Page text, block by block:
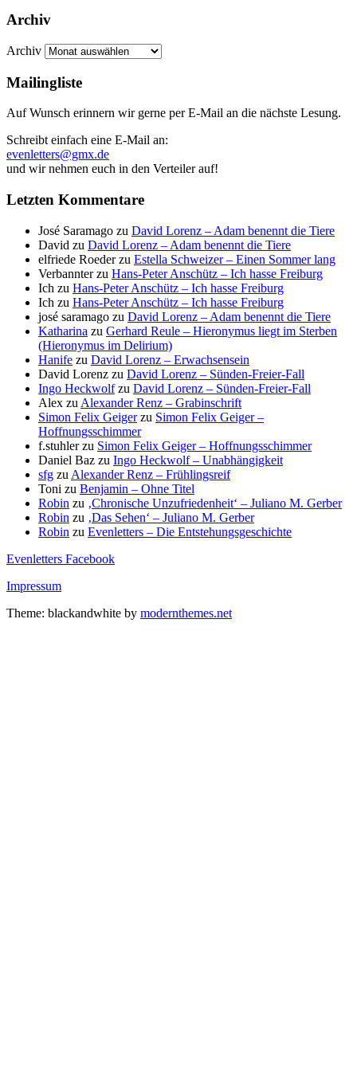
Archiv
Archiv
Mailingliste
Auf Wunsch erinnern wir gerne per E-Mail an die nächste Lesung.
Schreibt einfach eine E-Mail an:
evenletters@gmx.de
und wir nehmen euch in den Verteiler auf!
Letzten Kommentare
José Saramago zu David Lorenz – Adam benennt die Tiere
David zu David Lorenz – Adam benennt die Tiere
elfriede Roederzu Estella Schweizer – Einen Sommer lang
Verbannterzu Hans-Peter Anschütz – Ich hasse Freiburg
Ich zu Hans-Peter Anschütz – Ich hasse Freiburg
Ich zu Hans-Peter Anschütz – Ich hasse Freiburg
josé saramago zu David Lorenz – Adam benennt die Tiere
Katharina zu Gerhard Reule – Hieronymus liegt im Sterben
(Hieronymus im Delirium)
Hanife zu David Lorenz – Erwachsensein
David Lorenz zu David Lorenz – Sünden-Freier-Fall
Ingo Heckwolfzu David Lorenz – Sünden-Freier-Fall
Alex zu Alexander Renz – Grabinschrift
Simon Felix Geigerzu Simon Felix Geiger –
Hoffnungsschimmer
f.stuhlerzu Simon Felix Geiger – Hoffnungsschimmer
Daniel Baz zu Ingo Heckwolf – Unabhängigkeit
sfg zu Alexander Renz – Frühlingsreif
Toni zu Benjamin – Ohne Titel
Robin zu ‚Chronische Unzufriedenheit‘ – Juliano M. Gerber
Robin zu ‚Das Sehen‘ – Juliano M. Gerber
Robin zu Evenletters – Die Entstehungsgeschichte
Evenletters Facebook
Impressum
Theme: blackandwhite by modernthemes.net